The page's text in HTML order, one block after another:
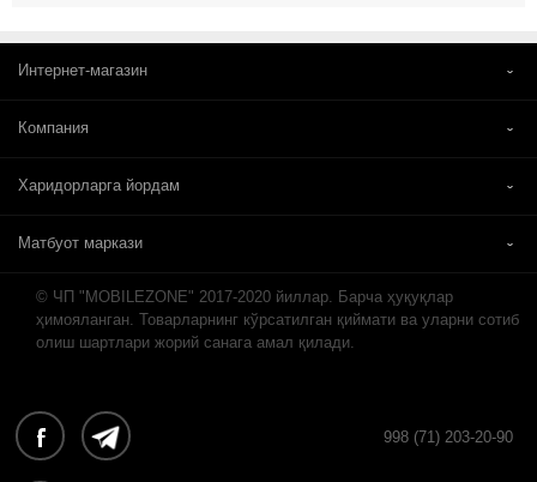
Интернет-магазин
Компания
Харидорларга йордам
Матбуот маркази
© ЧП "MOBILEZONE" 2017-2020 йиллар. Барча ҳуқуқлар
ҳимояланган. Товарларнинг кўрсатилган қиймати ва уларни сотиб
олиш шартлари жорий санага амал қилади.
998 (71) 203-20-90